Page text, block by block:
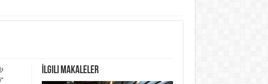
İlgili Makaleler